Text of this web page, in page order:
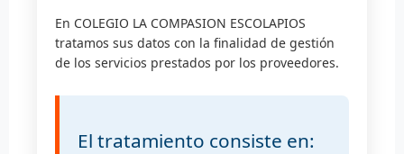
En COLEGIO LA COMPASION ESCOLAPIOS
tratamos sus datos con la finalidad de gestión
de los servicios prestados por los proveedores.
El tratamiento consiste en: